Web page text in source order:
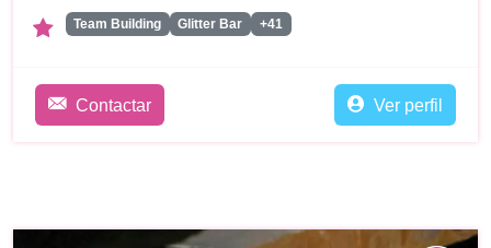
Team Building Glitter Bar +41
Contactar Ver perfil